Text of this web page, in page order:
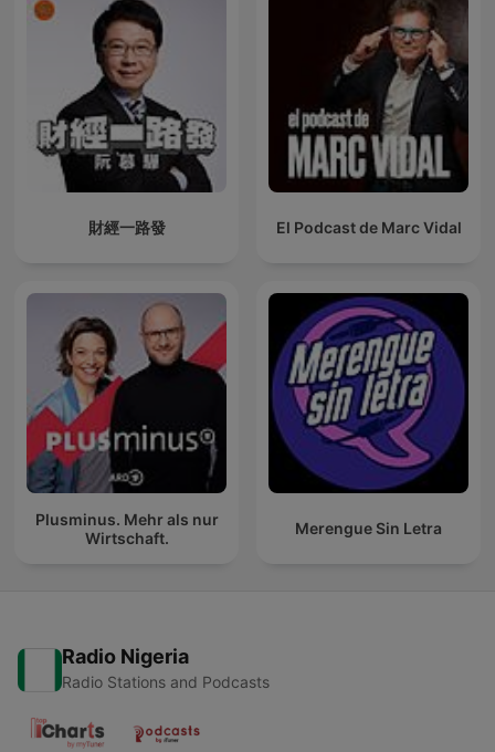
財經一路發 El Podcast de Marc Vidal
Plusminus. Mehr als nur
Wirtschaft.
Merengue Sin Letra
Radio Nigeria
Radio Stations and Podcasts